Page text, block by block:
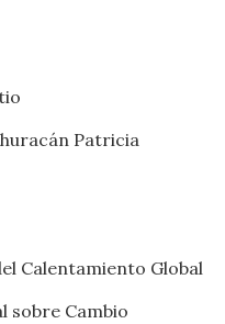
Patricia
Calentamiento Global
sobre Cambio